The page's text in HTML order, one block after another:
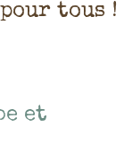
tous !
et